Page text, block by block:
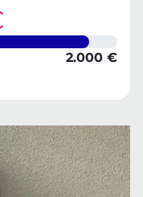
2.000 €